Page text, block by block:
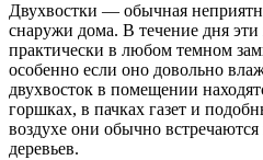
Двухвостки — обычная
снаружи дома. В течение дня
практически в любом темном
особенно если оно довольно
двухвосток в помещении
горшках, в пачках газет и
воздухе они обычно
деревьев.